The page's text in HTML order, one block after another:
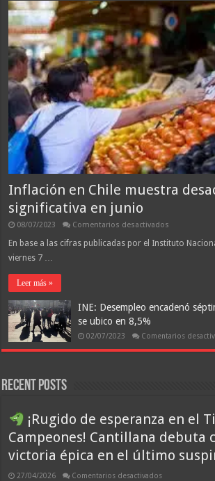
Inflación en Chile muestra
significativa en junio
08/07/2023 Comentarios desactivados
en
En base a las cifras publicadas por el Instituto
viernes 7 …
Leer más »
INE: Desempleo encadenó
se ubico en 8,5%
02/07/2023 Comentarios
Recent Posts
¡Rugido de esperanza en el
Campeones! Cantillana debuta
victoria épica en el último
27/04/2026 Comentarios desactivados